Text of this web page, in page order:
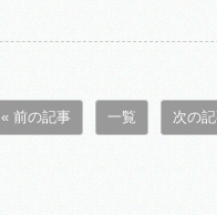
« 前の記事 一覧 次の